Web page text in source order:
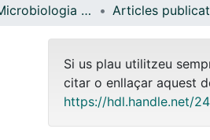
Genètica, Microbiologia i Estadística
Si us plau utilitzeu
citar o enllaçar aquest
https://hdl.handle.net/